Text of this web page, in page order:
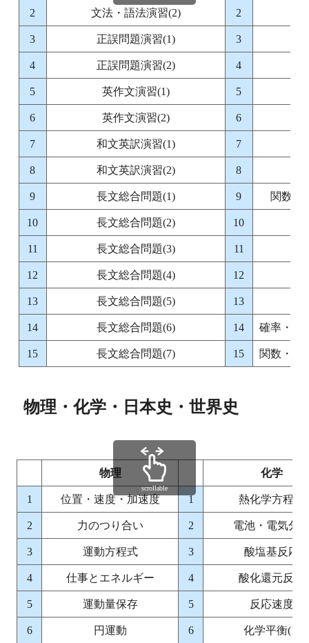
2 文法・語法演習(2) 2
3 正誤問題演習(1) 3
4 正誤問題演習(2) 4
5 英作文演習(1) 5
6 英作文演習(2) 6
7 和文英訳演習(1) 7
8 和文英訳演習(2) 8
9 長文総合問題(1) 9 関数・
10 長文総合問題(2) 10
11 長文総合問題(3) 11
12 長文総合問題(4) 12
13 長文総合問題(5) 13
14 長文総合問題(6) 14 確率・数
15 長文総合問題(7) 15 関数・指
物理・化学・日本史・世界史
物理 化学
1 位置・速度・加速度 1 熱化学方程式
2 力のつり合い 2 電池・電気分
3 運動方程式 3 酸塩基反応
4 仕事とエネルギー 4 酸化還元反応
5 運動量保存 5 反応速度
6 円運動 6 化学平衡(1)
scrollable